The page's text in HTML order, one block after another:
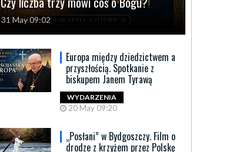
31 May 09:02
Europa między dziedzictwem a
przyszłością. Spotkanie z
biskupem Janem Tyrawą
WYDARZENIA
20 May 09:20
„Posłani” w Bydgoszczy. Film o
drodze z krzyżem przez Polskę